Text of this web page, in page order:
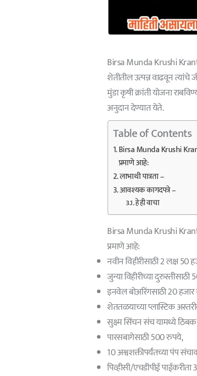
Birsa Munda Krushi
शेतीतील उत्पन्न वाढवून त्यांचे
मुंडा कृषी क्रांती योजना
अनुदान देण्यात येते.
Table of Contents
Birsa Munda Krushi
प्रमाणे आहे:
लाभाथी पात्रता –
आवश्यक कागदपत्रे –
हे ही वाचा
Birsa Munda Krushi
प्रमाणे आहे:
नवीन विहीरीसाठी 2 लक्ष 50
जुन्या विहीरीच्या
इनवेल बोअरिंगसाठी 20
शेततळयाच्या प्लास्टिक
सुक्ष्म सिंचन संच यामध्ये
पारसबागेसाठी 500 रुपये,
10 अश्वशक्तीपर्यंतच्या पंप
पिव्हीसी/एचडीपीई